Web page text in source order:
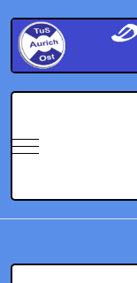
Mobile Menu